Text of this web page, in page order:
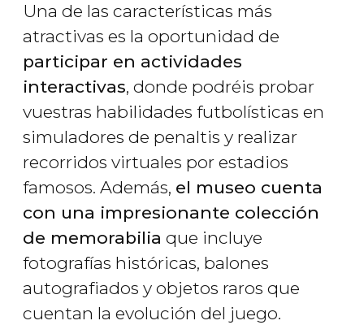
Una de las características más
atractivas es la oportunidad de
participar en actividades
interactivas, donde podréis probar
vuestras habilidades futbolísticas en
simuladores de penaltis y realizar
recorridos virtuales por estadios
famosos. Además, el museo cuenta
con una impresionante colección
de memorabilia que incluye
fotografías históricas, balones
autografiados y objetos raros que
cuentan la evolución del juego.